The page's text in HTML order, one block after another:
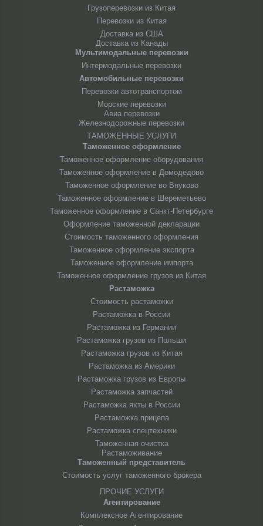
Грузоперевозки из Китая
Перевозки из Китая
Доставка из США
Доставка из Канады
Мультимодальные перевозки
Интермодальные перевозки
Автомобильные перевозки
Перевозки автотранспортом
Морские перевозки
Авиа перевозки
Железнодорожные перевозки
ТАМОЖЕННЫЕ УСЛУГИ
Таможенное оформление
Таможенное оформление оборудования
Таможенное оформление в Домодедово
Таможенное оформление во Внуково
Таможенное оформление в Шереметьево
Таможенное оформление в Санкт-Петербурге
Оформление таможенной декларации
Стоимость таможенного оформления
Таможенное оформление экспорта
Таможенное оформление импорта
Таможенное оформление грузов из Китая
Растаможка
Стоимость растаможки
Растаможка в России
Растаможка из Германии
Растаможка грузов из Польши
Растаможка грузов из Китая
Растаможка из Америки
Растаможка грузов из Европы
Растаможка запчастей
Растаможка яхты в России
Растаможка прицепа
Растаможка спецтехники
Таможенная очистка
Растаможивание
Таможенный представитель
Стоимость услуг таможенного брокера
ПРОЧИЕ УСЛУГИ
Агентирование
Комплексное Агентирование